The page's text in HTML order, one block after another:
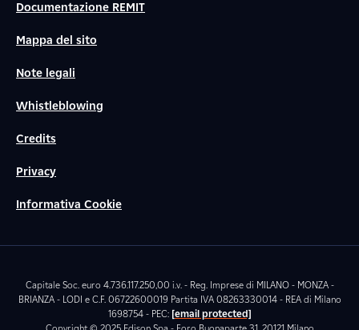
Documentazione REMIT
Mappa del sito
Note legali
Whistleblowing
Credits
Privacy
Informativa Cookie
Capitale Soc. euro 4.736.117.250,00 i.v. - Reg. Imprese di MILANO - MONZA -
BRIANZA - LODI e C.F. 06722600019 Partita IVA 08263330014 - REA di Milano
1698754 - PEC: [email protected]